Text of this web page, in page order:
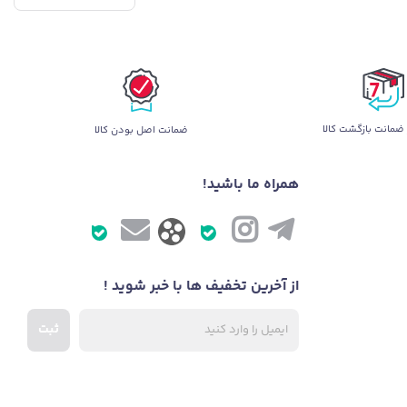
بازگشت کالا ضمانت اصل بودن کالا
همراه ما باشید!
از آخرین تخفیف ها با خبر شوید !
ثبت